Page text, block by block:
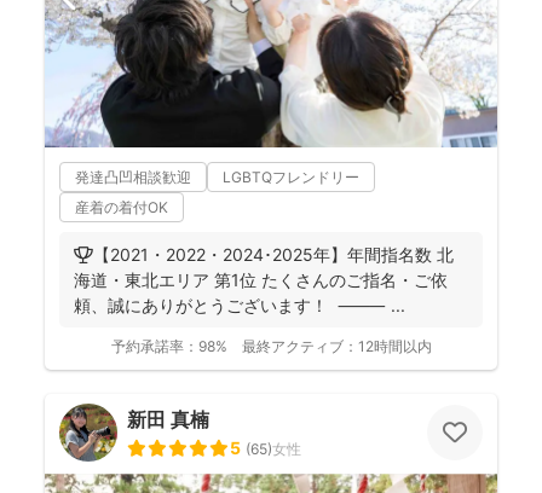
発達凸凹相談歓迎
LGBTQフレンドリー
産着の着付OK
🏆【2021・2022・2024･2025年】年間指名数 北
海道・東北エリア 第1位 たくさんのご指名・ご依
頼、誠にありがとうございます！ ⸻ ...
予約承諾率： 98% 最終アクティブ： 12時間以内
新田 真楠
5 (65)女性